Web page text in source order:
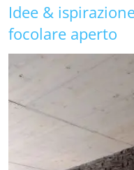
Idee &
focolare aperto